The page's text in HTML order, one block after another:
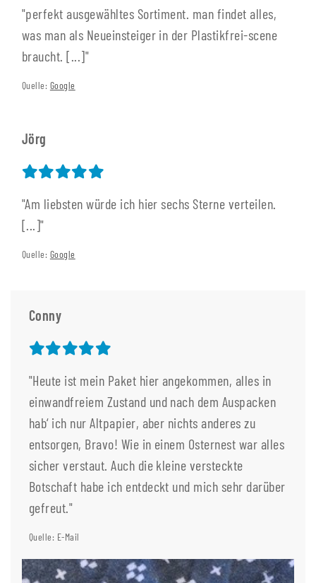
"perfekt ausgewähltes Sortiment. man findet alles,
was man als Neueinsteiger in der Plastikfrei-scene
braucht. [...]"
Quelle: Google
Jörg
"Am liebsten würde ich hier sechs Sterne verteilen.
[...]"
Quelle: Google
Conny
"Heute ist mein Paket hier angekommen, alles in
einwandfreiem Zustand und nach dem Auspacken
hab‘ ich nur Altpapier, aber nichts anderes zu
entsorgen, Bravo! Wie in einem Osternest war alles
sicher verstaut. Auch die kleine versteckte
Botschaft habe ich entdeckt und mich sehr darüber
gefreut."
Quelle: E-Mail